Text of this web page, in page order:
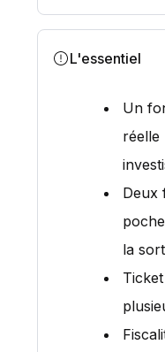
L'essentiel
Un
réelle
Deux
la